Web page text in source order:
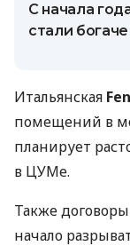
С начала
стали
Итальянская
помещений в
планирует
в ЦУМе.
Также
начало